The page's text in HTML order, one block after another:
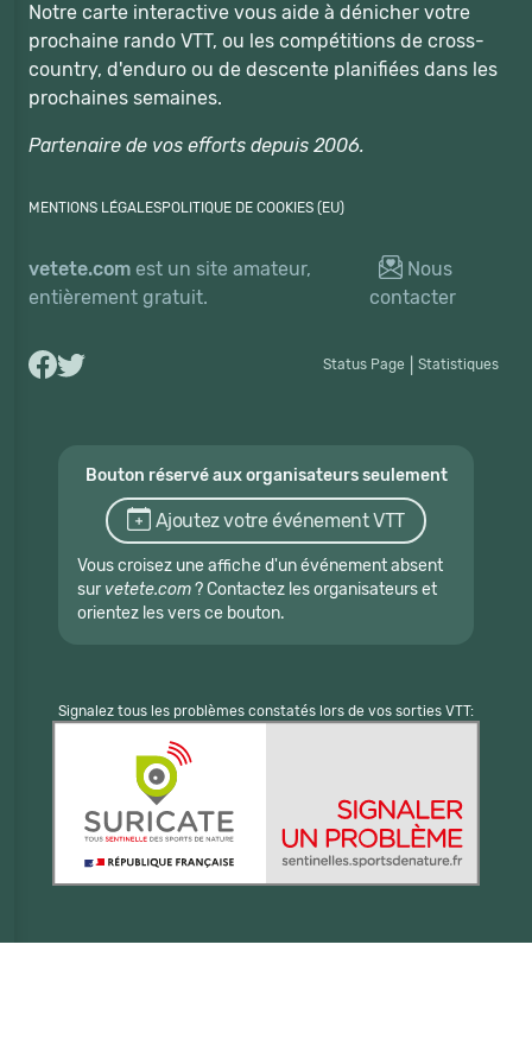
Notre carte interactive vous aide à dénicher votre
prochaine rando VTT, ou les compétitions de cross-
country, d'enduro ou de descente planifiées dans les
prochaines semaines.
Partenaire de vos efforts depuis 2006.
MENTIONS LÉGALESPOLITIQUE DE COOKIES (EU)
vetete.com est un site amateur,
entièrement gratuit.
Nous
contacter
Status Page Statistiques
Bouton réservé aux organisateurs seulement
Ajoutez votre événement VTT
Vous croisez une affiche d'un événement absent
sur vetete.com? Contactez les organisateurs et
orientez les vers ce bouton.
Signalez tous les problèmes constatés lors de vos sorties VTT: